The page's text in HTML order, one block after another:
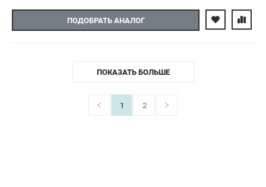
ПОДОБРАТЬ АНАЛОГ
1 2
ПОКАЗАТЬ БОЛЬШЕ